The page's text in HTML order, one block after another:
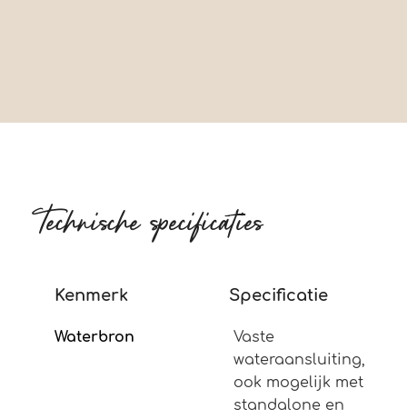
Technische specificaties
Kenmerk Specificatie
Waterbron
Vaste
wateraansluiting,
ook mogelijk met
standalone en